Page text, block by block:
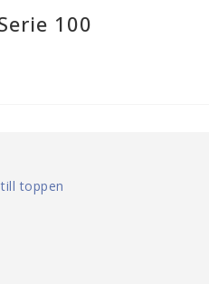
100
toppen